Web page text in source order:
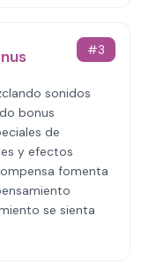
#3
sonidos
bonus
de
y efectos
fomenta
se sienta